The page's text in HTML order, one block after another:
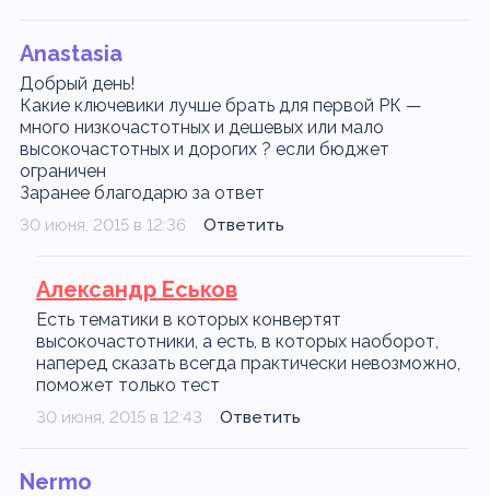
Anastasia
Добрый день!
Какие ключевики лучше брать для первой РК —
много низкочастотных и дешевых или мало
высокочастотных и дорогих ? если бюджет
ограничен
Заранее благодарю за ответ
30 июня, 2015 в 12:36 Ответить
Александр Еськов
Есть тематики в которых конвертят
высокочастотники, а есть, в которых наоборот,
наперед сказать всегда практически невозможно,
поможет только тест
30 июня, 2015 в 12:43 Ответить
Nermo